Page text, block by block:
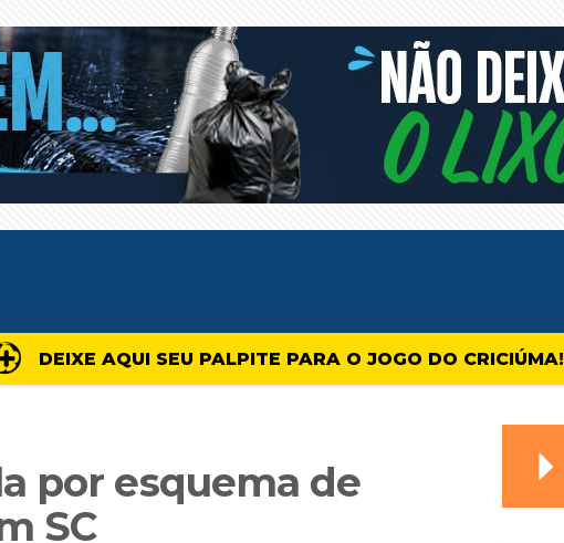
DEIXE AQUI SEU PALPITE PARA O JOGO DO CRICIÚMA!
por esquema de
SC